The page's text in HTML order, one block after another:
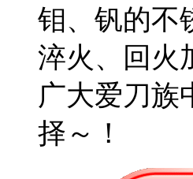
钼、钒的不
淬火、回火
广大爱刀族
择～！